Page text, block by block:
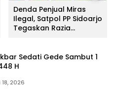
Denda Penjual Miras
Ilegal, Satpol PP Sidoarjo
Tegaskan Razia
Sedati Gede Sambut 1
H
18, 2026